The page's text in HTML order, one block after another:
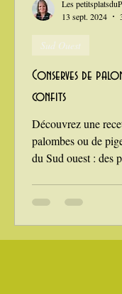
Conserves de
confits
Découvrez une
palombes ou de
du Sud
Sud Ouest
Les
13 sept. 2024